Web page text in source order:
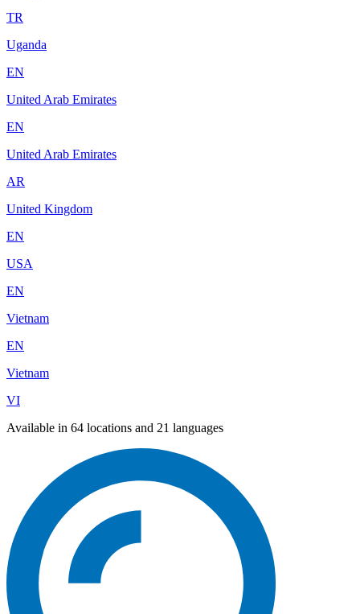
TR
Uganda
EN
United Arab Emirates
EN
United Arab Emirates
AR
United Kingdom
EN
USA
EN
Vietnam
EN
Vietnam
VI
Available in 64 locations and 21 languages